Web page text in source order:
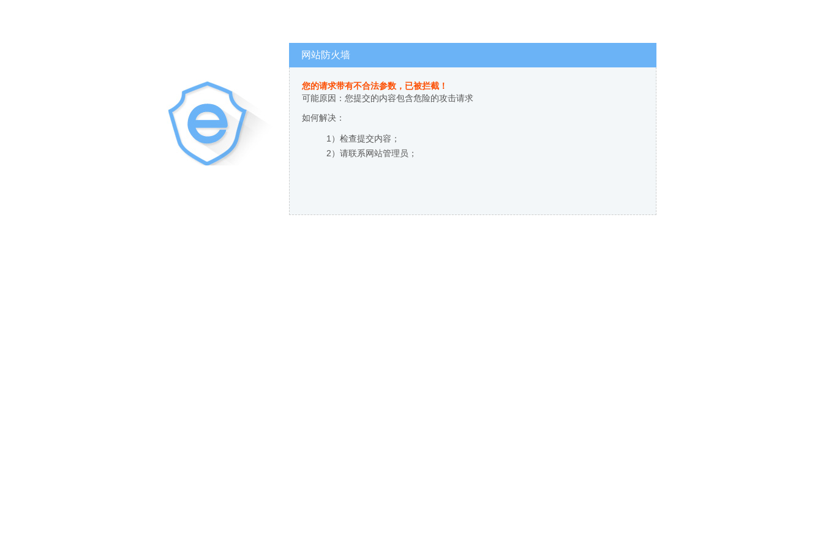
网站防火墙
您的请求带有不合法参数，已被拦截！
可能原因：您提交的内容包含危险的攻击请求
如何解决：
1）检查提交内容；
2）请联系网站管理员；